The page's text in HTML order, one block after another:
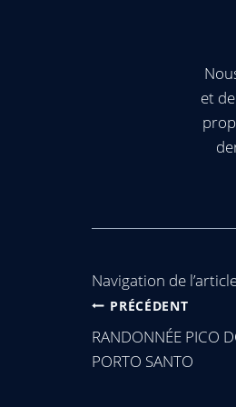
et
Navigation de
PRÉCÉDENT
RANDONNÉE PICO
PORTO SANTO